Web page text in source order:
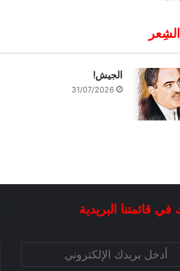
الجيش!
31/07/2026
قائمتنا البريدية